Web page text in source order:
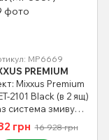
MP6669
PREMIUM
Mixxus Premium
2101 Black (в 2 ящ)
система змиву
Інсталяція Koer
+ панель KT-0604-05
грн 16 928 грн